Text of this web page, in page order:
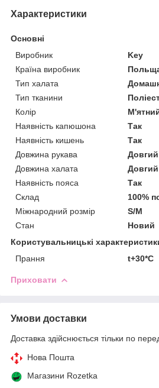
Характеристики
Основні
Виробник
Key
Країна виробник
Тип халата
Тип тканини
Колір
Наявність капюшона
Так
Наявність кишень
Так
Довжина рукава
Довгий
Довжина халата
Довгий
Наявність пояса
Так
Склад
100%
Міжнародний розмір
S/M
Стан
Новий
Користувальницькі
Прання
t+30*C
Приховати
Умови доставки
Доставка здійснюється тільки по
Нова Пошта
Магазини Rozetka